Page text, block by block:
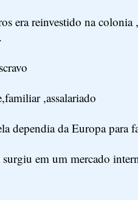
era reinvestido na
,assalariado
dependia da Europa para
em um mercado